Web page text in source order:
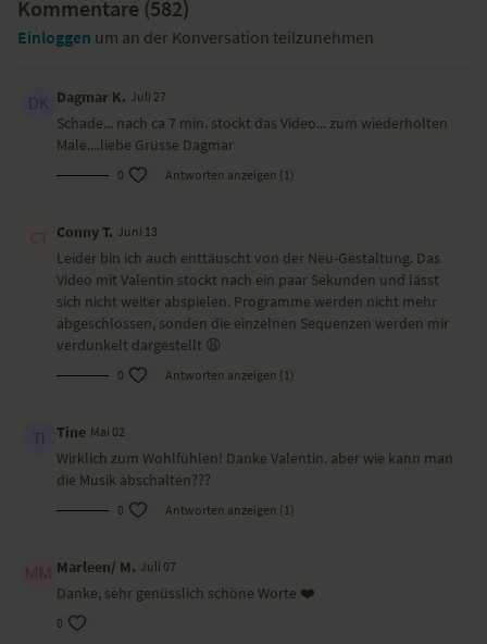
Lege dir einen Block bereit.
Kindhaltung – Balasana
Wirbelsäule mobilisieren
fließender Vierfüßlerstand
gedrehter tiefer Ausfallschritt – Parivrtta Anjaneyasana
herabschauender Hund – Adho Mukha Svanasana
Unterarmbrett auf den Fußrücken
dynamische Schulterbrücke – Setu Bandha Sarvangasana
liegender Twist
Umkehrhaltung
Shavasana
Wirkung und Vorteile der Yoga-Übungssequenz
geschmeidig macht.
Ort und Ausstattung
Kommentare (582)
Einloggen um an der Konversation teilzunehmen
Dagmar K. Juli 27
Schade... nach ca 7 min. stockt das Video... zum wiederholten
Male....liebe Grüsse Dagmar
0 Antworten anzeigen (1)
Conny T. Juni 13
Leider bin ich auch enttäuscht von der Neu-Gestaltung. Das
Video mit Valentin stockt nach ein paar Sekunden und lässt
sich nicht weiter abspielen. Programme werden nicht mehr
abgeschlossen, sonden die einzelnen Sequenzen werden mir
verdunkelt dargestellt 😩
0 Antworten anzeigen (1)
Tine Mai 02
Wirklich zum Wohlfühlen! Danke Valentin. aber wie kann man
die Musik abschalten???
0 Antworten anzeigen (1)
Marleen/ M. Juli 07
Danke, sehr genüsslich schöne Worte ❤️
0